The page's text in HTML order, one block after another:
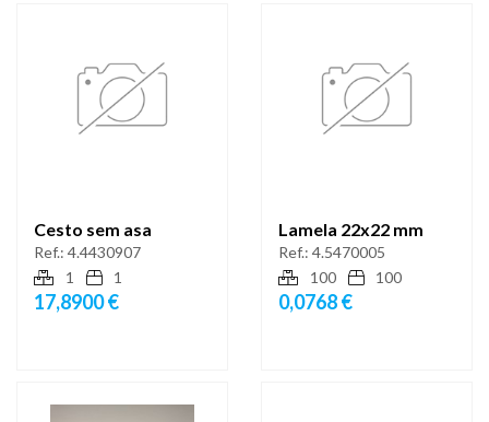
Cesto sem asa
Ref.: 4.4430907
1
1
17,8900 €
Lamela 22x22 mm
Ref.: 4.5470005
100
100
0,0768 €